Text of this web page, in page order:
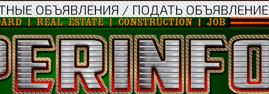
ОБЪЯВЛЕНИЯ / ПОДАТЬ ОБЪЯВЛЕНИЕ